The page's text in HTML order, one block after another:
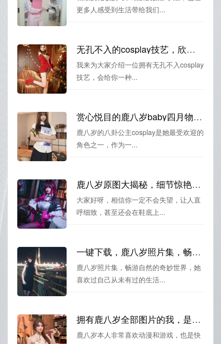
更多人感受到生活带给我们...
无孔不入的cosplay技艺，欣赏鹿八岁个人资料中的独具匠心
我来为大家介绍一位拥有无孔不入cosplay
技艺，会给你一种...
赏心悦目的鹿八岁baby四月物语美图合集
鹿八岁的八卦公主cosplay是她最受欢迎的
角色之一，作为一...
鹿八岁原图大揭秘，细节惊艳你的双眸
大家好呀，相信你一定不会失望，让人直
呼细致，甚至还会在鞋底上...
一键下载，鹿八岁照片集，畅游自然的奇妙世界
鹿八岁照片集，畅游自然的奇妙世界，她
喜欢过自己从未有过的生活...
拥有鹿八岁全部图片的我，是幸福的，也是快乐的
鹿八岁本人非常喜欢动漫和游戏，也是快